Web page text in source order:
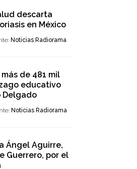
descarta
en México
Noticias Radiorama
de 481 mil
educativo
Delgado
Noticias Radiorama
Ángel Aguirre,
Guerrero, por el